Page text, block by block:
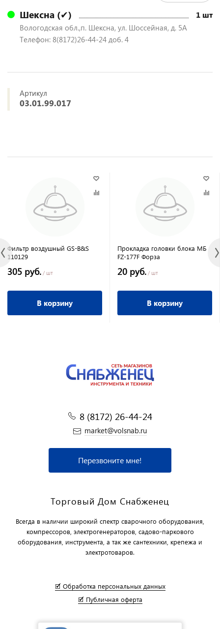
Шексна (✔) 1 шт
Вологодская обл.,п. Шексна, ул. Шоссейная, д. 5А
Телефон: 8(8172)26-44-24 доб. 4
Артикул
03.01.99.017
Фильтр воздушный GS-B&S
110129
305 руб. / шт
В корзину
Прокладка головки блока МБ
FZ-177F Форза
20 руб. / шт
В корзину
8 (8172) 26-44-24
market@volsnab.ru
Перезвоните мне!
Торговый Дом Снабженец
Всегда в наличии широкий спектр сварочного оборудования,
компрессоров, электрогенераторов, садово-паркового
оборудования, инструмента, а так же сантехники, крепежа и
электротоваров.
🗹 Обработка персональных данных
🗹 Публичная оферта